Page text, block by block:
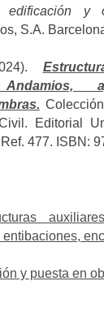
edificación y
S.A.
Editorial
477. ISBN:
y puesta en